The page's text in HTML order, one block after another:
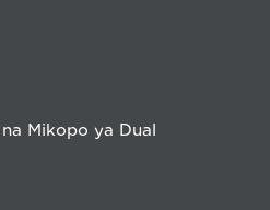
Mikopo ya Dual